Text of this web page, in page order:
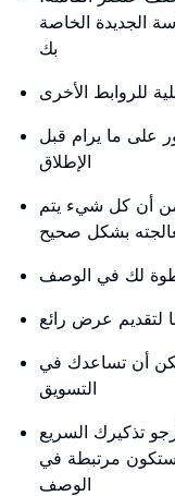
الجديدة الخاصة
بك
للروابط الأخرى
على ما يرام قبل
الإطلاق
من أن كل شيء يتم
بشكل صحيح
لك في الوصف
لتقديم عرض رائع
أن تساعدك في
التسويق
تذكيرك السريع
ستكون مرتبطة في
الوصف